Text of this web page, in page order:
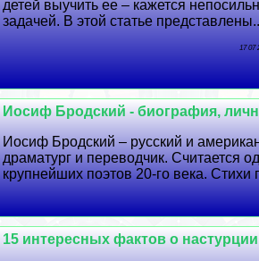
детей выучить ее – кажется
задачей. В этой статье
17 07
Иосиф Бродский - биография,
Иосиф Бродский – русский и
драматург и переводчик. Считается
крупнейших поэтов 20-го века. Стихи
15 интересных фактов о настурции